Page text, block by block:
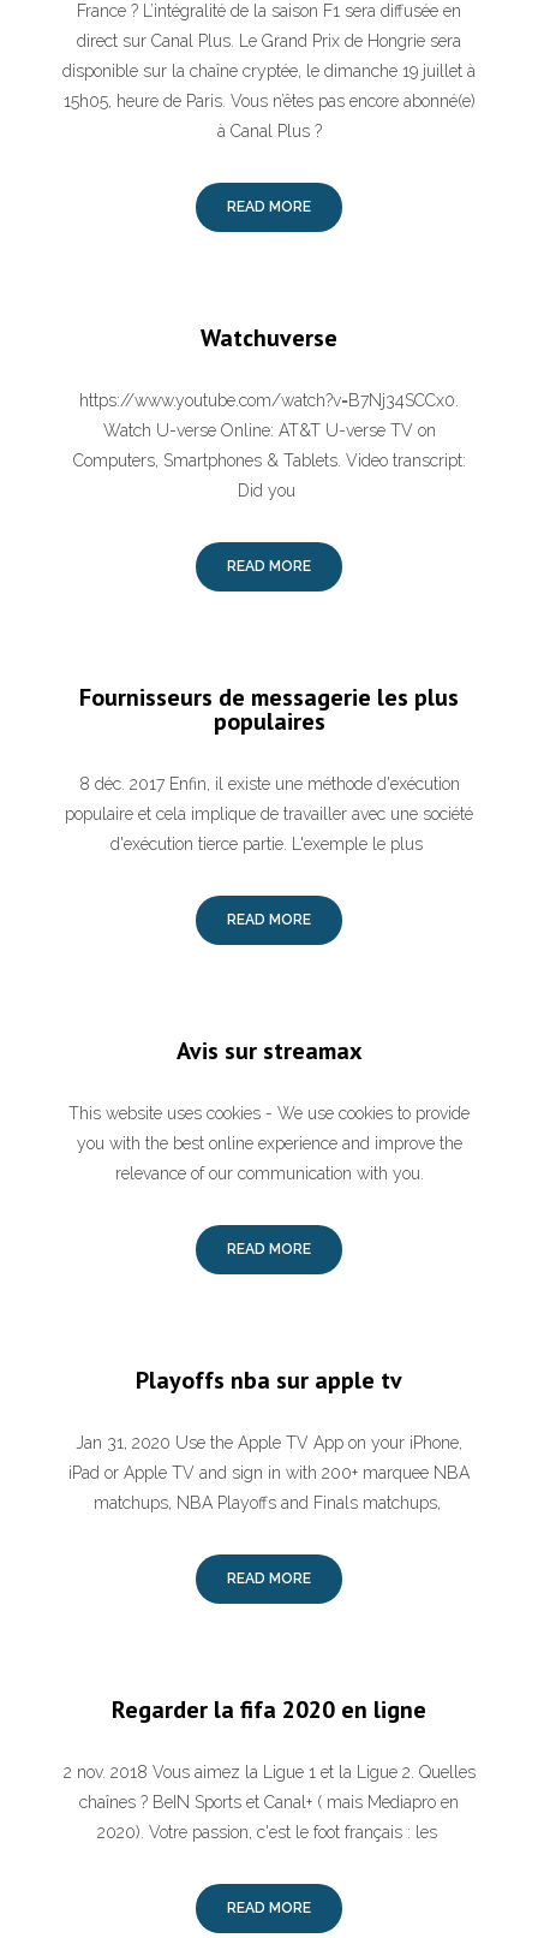
France ? L’intégralité de la saison F1 sera diffusée en
direct sur Canal Plus. Le Grand Prix de Hongrie sera
disponible sur la chaîne cryptée, le dimanche 19 juillet à
15h05, heure de Paris. Vous n’êtes pas encore abonné(e)
à Canal Plus ?
READ MORE
Watchuverse
https://www.youtube.com/watch?v=B7Nj34SCCx0.
Watch U-verse Online: AT&T U-verse TV on
Computers, Smartphones & Tablets. Video transcript:
Did you
READ MORE
Fournisseurs de messagerie les plus
populaires
8 déc. 2017 Enfin, il existe une méthode d'exécution
populaire et cela implique de travailler avec une société
d'exécution tierce partie. L'exemple le plus
READ MORE
Avis sur streamax
This website uses cookies - We use cookies to provide
you with the best online experience and improve the
relevance of our communication with you.
READ MORE
Playoffs nba sur apple tv
Jan 31, 2020 Use the Apple TV App on your iPhone,
iPad or Apple TV and sign in with 200+ marquee NBA
matchups, NBA Playoffs and Finals matchups,
READ MORE
Regarder la fifa 2020 en ligne
2 nov. 2018 Vous aimez la Ligue 1 et la Ligue 2. Quelles
chaînes ? BeIN Sports et Canal+ ( mais Mediapro en
2020). Votre passion, c'est le foot français : les
READ MORE